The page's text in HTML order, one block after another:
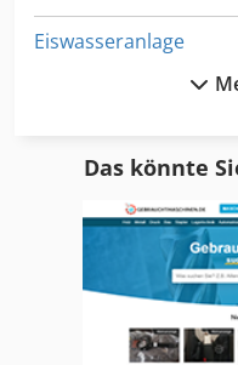
Eiswasseranlage
Hauschild
Heidebrenner
Das könnte